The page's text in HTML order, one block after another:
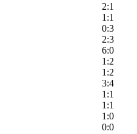
2:1
1:1
0:3
2:3
6:0
1:2
1:2
3:4
1:1
1:1
1:0
0:0